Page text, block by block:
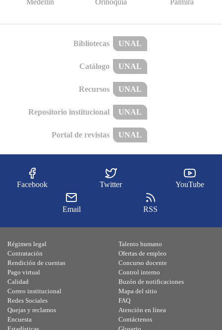
Orinoquía
Bibliotecas UNAL
Catálogo UNAL
Recursos UNAL
Repositorio institucional UNAL
Portal de revistas UNAL
Facebook Twitter YouTube
Email RSS
Régimen legal
Contratación
Rendición de cuentas
Pago virtual
Calidad
Talento humano
Ofertas de empleo
Concurso docente
Control interno
Buzón de notificaciones
Correo institucional
Redes Sociales
Quejas y reclamos
Encuesta
Mapa del sitio
FAQ
Atención en línea
Contáctenos